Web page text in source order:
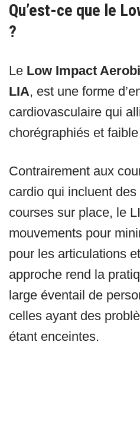
Qu’est-ce que le
?
Le Low Impact
LIA, est une forme
cardiovasculaire qui
chorégraphiés et
Contrairement aux
cardio qui incluent
courses sur place, le
mouvements pour
pour les articulations
approche rend la
large éventail de
celles ayant des
étant enceintes.